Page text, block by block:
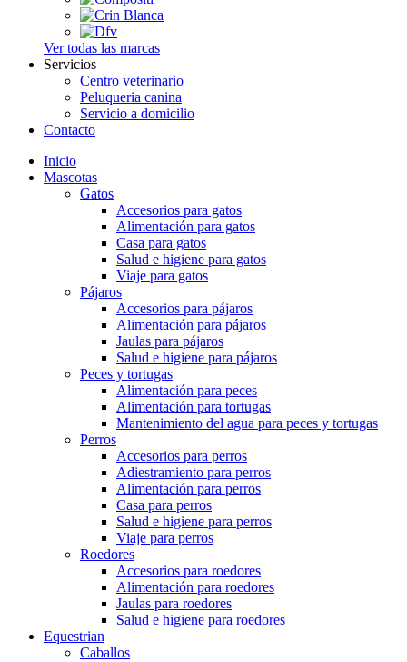
Ver todas las marcas
Servicios
Centro veterinario
Peluqueria canina
Servicio a domicilio
Contacto
Inicio
Mascotas
Gatos
Accesorios para gatos
Alimentación para gatos
Casa para gatos
Salud e higiene para gatos
Viaje para gatos
Pájaros
Accesorios para pájaros
Alimentación para pájaros
Jaulas para pájaros
Salud e higiene para pájaros
Peces y tortugas
Alimentación para peces
Alimentación para tortugas
Mantenimiento del agua para peces y tortugas
Perros
Accesorios para perros
Adiestramiento para perros
Alimentación para perros
Casa para perros
Salud e higiene para perros
Viaje para perros
Roedores
Accesorios para roedores
Alimentación para roedores
Jaulas para roedores
Salud e higiene para roedores
Equestrian
Caballos